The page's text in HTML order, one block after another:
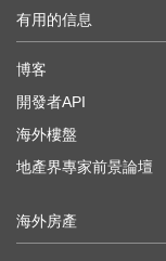
有用的信息
博客
開發者API
海外樓盤
地產界專家前景論壇
海外房產